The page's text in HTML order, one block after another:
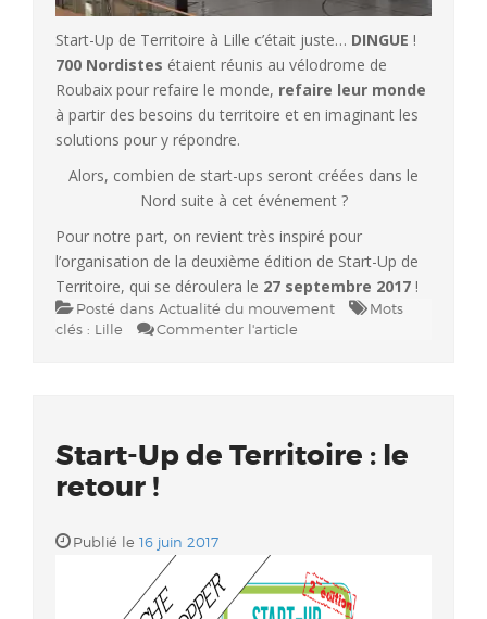
Start-Up de Territoire à Lille c’était juste… DINGUE !
700 Nordistes étaient réunis au vélodrome de
Roubaix pour refaire le monde, refaire leur monde
à partir des besoins du territoire et en imaginant les
solutions pour y répondre.
Alors, combien de start-ups seront créées dans le
Nord suite à cet événement ?
Pour notre part, on revient très inspiré pour
l’organisation de la deuxième édition de Start-Up de
Territoire, qui se déroulera le 27 septembre 2017 !
Posté dans Actualité du mouvement
Mots
clés : Lille Commenter l'article
Start-Up de Territoire : le
retour !
Publié le 16 juin 2017